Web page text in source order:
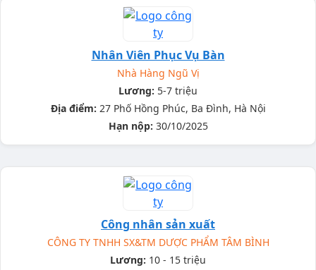
Nhân Viên Phục Vụ Bàn
Nhà Hàng Ngũ Vị
Lương: 5-7 triệu
Địa điểm: 27 Phố Hồng Phúc, Ba Đình, Hà Nội
Hạn nộp: 30/10/2025
Công nhân sản xuất
CÔNG TY TNHH SX&TM DƯỢC PHẨM TÂM BÌNH
Lương: 10 - 15 triệu